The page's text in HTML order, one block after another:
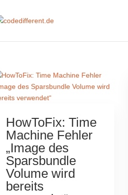
HowToFix: Time
Machine Fehler
„Image des
Sparsbundle
Volume wird
bereits